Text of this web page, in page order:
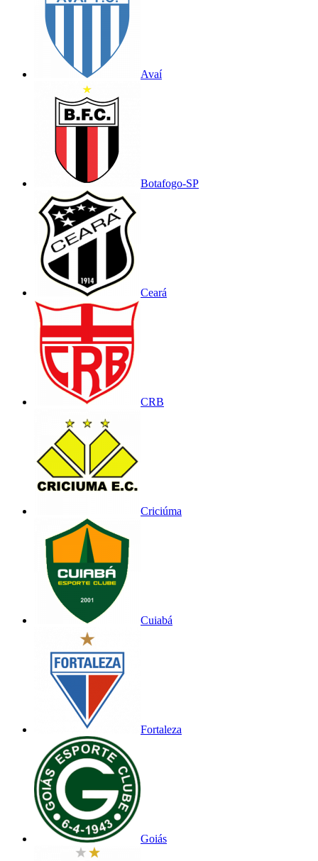
Avaí
Botafogo-SP
Ceará
CRB
Criciúma
Cuiabá
Fortaleza
Goiás